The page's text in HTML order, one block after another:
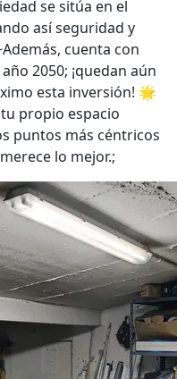
se sitúa en el
así seguridad y
cuenta con
2050; ¡quedan aún
esta inversión! 🌟
propio espacio
puntos más céntricos
lo mejor.;